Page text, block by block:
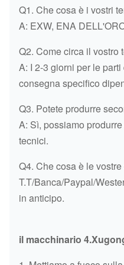
HITACHI
HITACHI
HITACHI
HITACHI
HITACHI
Q1. Che cosa è i vostri
A: EXW, ENA
Q2. Come circa il vostro
A: I 2-3 giorni per le
consegna specifico
Q3. Potete produrre
A: Sì, possiamo
tecnici.
Q4. Che cosa è le
T.T/Banca/Paypal/
in anticipo.
il macchinario